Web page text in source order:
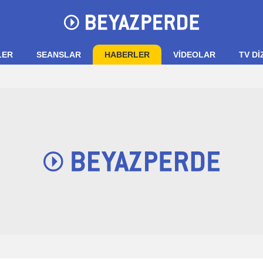
SEANSLAR HABERLER VIDEOLAR TV